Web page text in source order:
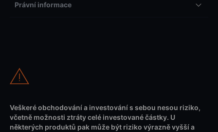
Právní informace
Veškeré obchodování a investování s sebou nesou riziko,
včetně možnosti ztráty celé investované částky. U
některých produktů pak může být riziko výrazně vyšší a